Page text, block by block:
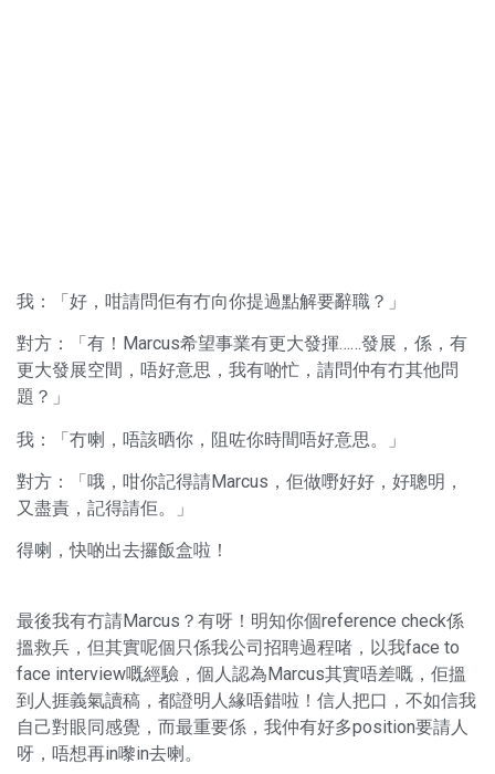
我：「好，咁請問佢有冇向你提過點解要辭職？」
對方：「有！Marcus希望事業有更大發揮……發展，係，有
更大發展空間，唔好意思，我有啲忙，請問仲有冇其他問
題？」
我：「冇喇，唔該晒你，阻咗你時間唔好意思。」
對方：「哦，咁你記得請Marcus，佢做嘢好好，好聰明，
又盡責，記得請佢。」
得喇，快啲出去攞飯盒啦！
最後我有冇請Marcus？有呀！明知你個reference check係
搵救兵，但其實呢個只係我公司招聘過程啫，以我face to
face interview嘅經驗，個人認為Marcus其實唔差嘅，佢搵
到人捱義氣讀稿，都證明人緣唔錯啦！信人把口，不如信我
自己對眼同感覺，而最重要係，我仲有好多position要請人
呀，唔想再in嚟in去喇。